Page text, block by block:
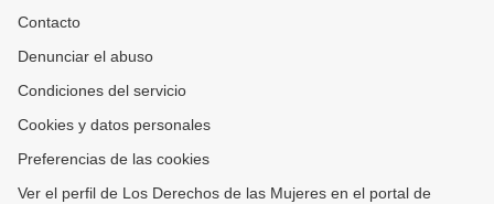
Contacto
Denunciar el abuso
Condiciones del servicio
Cookies y datos personales
Preferencias de las cookies
Ver el perfil de Los Derechos de las Mujeres en el portal de